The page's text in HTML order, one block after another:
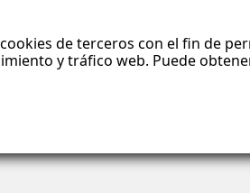
de terceros con el fin de
y tráfico web. Puede